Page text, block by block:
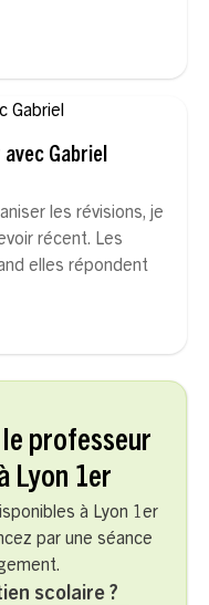
professeur
Lyon 1er
à Lyon 1er
par une séance
scolaire ?
Gabriel
les révisions, je
récent. Les
elles répondent